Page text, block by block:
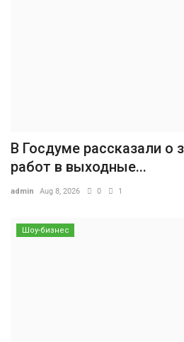
В Госдуме рассказали о
работ в выходные...
admin Aug 8, 2026 0 1
Шоу-бизнес